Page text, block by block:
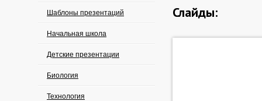
Шаблоны презентаций
Начальная школа
Детские презентации
Биология
Технология
Слайды: